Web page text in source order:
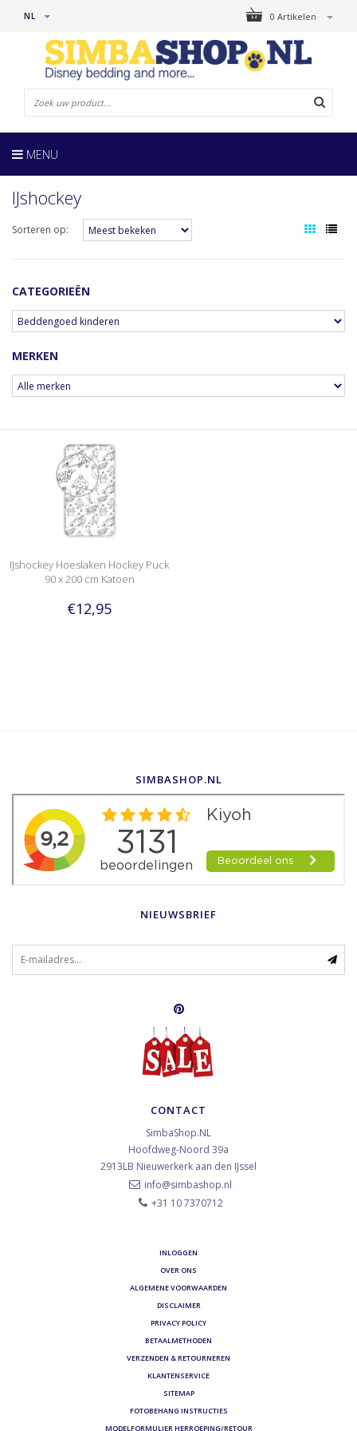
0 Artikelen
NL
MENU
IJshockey
Sorteren op:
CATEGORIEËN
MERKEN
IJshockey Hoeslaken Hockey Puck
90 x 200 cm Katoen
€12,95
SIMBASHOP.NL
NIEUWSBRIEF
CONTACT
SimbaShop.NL
Hoofdweg-Noord 39a
2913LB Nieuwerkerk aan den IJssel
info@simbashop.nl
+31 10 7370712
INLOGGEN
OVER ONS
ALGEMENE VOORWAARDEN
DISCLAIMER
PRIVACY POLICY
BETAALMETHODEN
VERZENDEN & RETOURNEREN
KLANTENSERVICE
SITEMAP
FOTOBEHANG INSTRUCTIES
MODELFORMULIER HERROEPING/RETOUR